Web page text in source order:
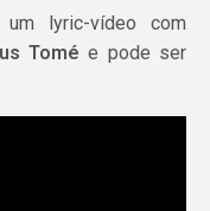
lyric-vídeo com
Tomé e pode ser